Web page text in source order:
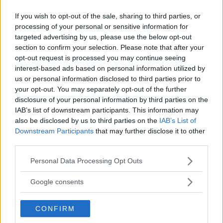
If you wish to opt-out of the sale, sharing to third parties, or
processing of your personal or sensitive information for
targeted advertising by us, please use the below opt-out
section to confirm your selection. Please note that after your
opt-out request is processed you may continue seeing
interest-based ads based on personal information utilized by
us or personal information disclosed to third parties prior to
your opt-out. You may separately opt-out of the further
disclosure of your personal information by third parties on the
IAB’s list of downstream participants. This information may
also be disclosed by us to third parties on the IAB’s List of
Downstream Participants that may further disclose it to other
Please note that this website/app uses one or more Google
not limited to your visit or usage behaviour. You may click to
use your data for below specified purposes in below Google
consent section.
Personal Data Processing Opt Outs
Google consents
CONFIRM
En nyhet är tvålitersdieseln på 160 hästar och
380 newtonmeter som förbrukar 0,51 liter/mil
med ett CO2-utsläpp på 136 g/km.
Stopp/startsystem kommer så småningom att
introduceras i en snål ecoFLEX-variant.
Hur stort pristillägget för Opel Astra Sports
Tourer kommer att bli är ännu oklart.
Försäljningen inleds i november.
Diskutera:Vad tycker du om Opel Astra Sports
Tourer?